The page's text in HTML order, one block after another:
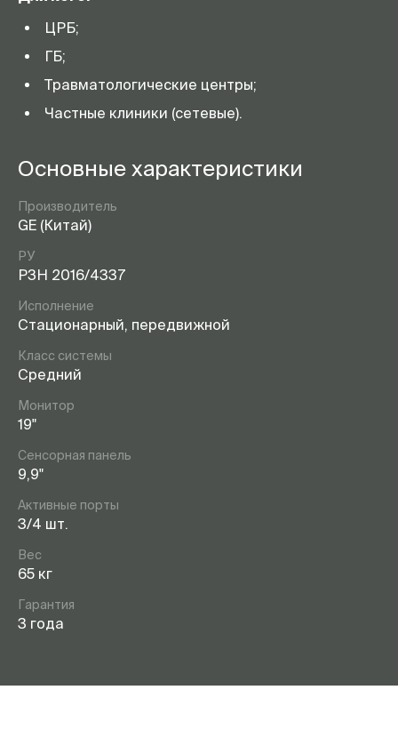
ЦРБ;
ГБ;
Травматологические центры;
Частные клиники (сетевые).
Основные характеристики
Производитель
GE (Китай)
РУ
РЗН 2016/4337
Исполнение
Стационарный, передвижной
Класс системы
Средний
Монитор
19"
Сенсорная панель
9,9"
Активные порты
3/4 шт.
Вес
65 кг
Гарантия
3 года